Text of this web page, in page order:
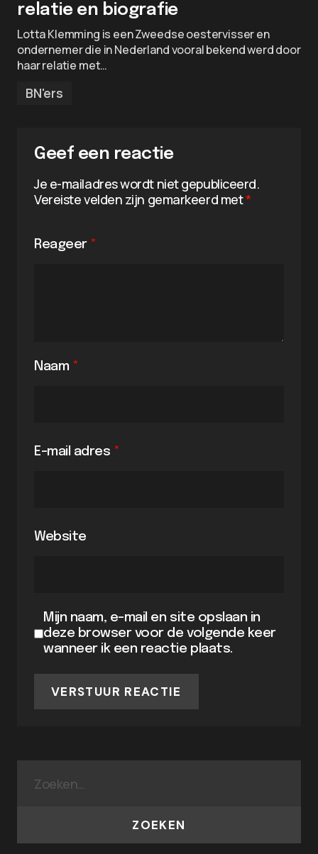
relatie en biografie
Lotta Klemming is een Zweedse oestervisser en
ondernemer die in Nederland vooral bekend werd door
haar relatie met…
BN'ers
Geef een reactie
Je e-mailadres wordt niet gepubliceerd.
Vereiste velden zijn gemarkeerd met*
Reageer *
Naam *
E-mail adres *
Website
Mijn naam, e-mail en site opslaan in
deze browser voor de volgende keer
wanneer ik een reactie plaats.
VERSTUUR REACTIE
ZOEKEN